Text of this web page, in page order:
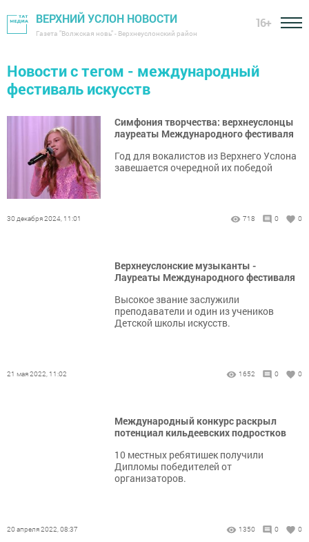
ВЕРХНИЙ УСЛОН НОВОСТИ
Газета "Волжская новь" - Верхнеуслонский район
16+
Новости с тегом - международный
фестиваль искусств
Симфония творчества: верхнеуслонцы
лауреаты Международного фестиваля
Год для вокалистов из Верхнего Услона
завешается очередной их победой
30 декабря 2024, 11:01 718 0 0
Верхнеуслонские музыканты -
Лауреаты Международного фестиваля
Высокое звание заслужили
преподаватели и один из учеников
Детской школы искусств.
21 мая 2022, 11:02 1652 0 0
Международный конкурс раскрыл
потенциал кильдеевских подростков
10 местных ребятишек получили
Дипломы победителей от
организаторов.
20 апреля 2022, 08:37 1350 0 0